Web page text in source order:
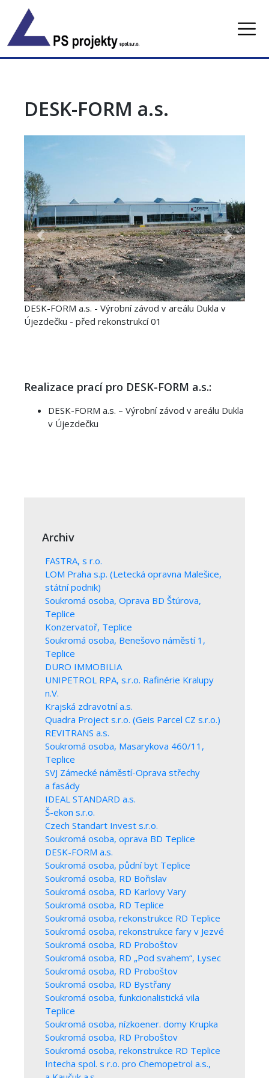
content
Archiv
FASTRA, s r.o.
LOM Praha s.p. (Letecká opravna Malešice,
státní podnik)
Soukromá osoba, Oprava BD Štúrova,
Teplice
Konzervatoř, Teplice
Soukromá osoba, Benešovo náměstí 1,
Teplice
DURO IMMOBILIA
UNIPETROL RPA, s.r.o. Rafinérie Kralupy
n.V.
Krajská zdravotní a.s.
Quadra Project s.r.o. (Geis Parcel CZ s.r.o.)
REVITRANS a.s.
Soukromá osoba, Masarykova 460/11,
Teplice
SVJ Zámecké náměstí-Oprava střechy
a fasády
IDEAL STANDARD a.s.
Š-ekon s.r.o.
Czech Standart Invest s.r.o.
Soukromá osoba, oprava BD Teplice
DESK-FORM a.s.
Soukromá osoba, půdní byt Teplice
Soukromá osoba, RD Bořislav
Soukromá osoba, RD Karlovy Vary
Soukromá osoba, RD Teplice
Soukromá osoba, rekonstrukce RD Teplice
Soukromá osoba, rekonstrukce fary v Jezvé
Soukromá osoba, RD Proboštov
Soukromá osoba, RD „Pod svahem“, Lysec
Soukromá osoba, RD Proboštov
Soukromá osoba, RD Bystřany
Soukromá osoba, funkcionalistická vila
Teplice
Soukromá osoba, nízkoener. domy Krupka
Soukromá osoba, RD Proboštov
Soukromá osoba, rekonstrukce RD Teplice
Intecha spol. s r.o. pro Chemopetrol a.s.,
DESK-FORM a.s.
DESK-FORM a.s. - Výrobní závod v areálu Dukla v
Újezdečku - před rekonstrukcí 01
Previous Next
Realizace prací pro DESK-FORM a.s.:
DESK-FORM a.s. – Výrobní závod v areálu Dukla
v Újezdečku